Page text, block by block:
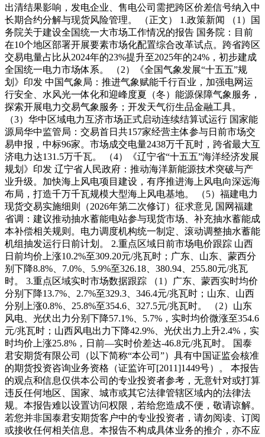
出清结果影响，发电企业、售电公司需把跨区价差信号纳入中
长期合约分解与现货风险管理。 （正文） 1.政策新闻 （1）国
务院关于建设全国统一大市场工作情况的报告 国务院：目前
在10个地区部署开展要素市场化配置综合改革试点。跨省跨区
交易电量占比从2024年的23%提升至2025年的24%，初步建成
全国统一电力市场体系。 （2）《全国气象发展“十五五”规
划》印发 中国气象局：推进气象赋能千行百业，加强电网运
行安全、水风光一体化和迎峰度夏（冬）能源保障气象服务，
探索开展电力交易气象服务；开发天气衍生品金融工具。
（3）华中区域电力互济市场正式启动连续结算试运行 国家能
源局华中监管局：交易首日共157家经营主体参与日前市场交
易申报，中标96家。市场成交电量2438万千瓦时，跨省最大互
济电力达131.5万千瓦。 （4）《辽宁省“十五五”海洋经济发展
规划》印发 辽宁省人民政府：推动海洋新能源技术突破与产
业升级。加快海上风电项目建设，有序推进海上风电向深远海
布局，打造千万千瓦规模大型海上风电基地。 （5）福建电力
现货交易实施细则（2026年第二次修订）征求意见 国网福建
省调：建议推动抽水蓄能电站参与现货市场、补充抽水蓄能成
本补偿相关规则。电力调度机构统一制定、滚动调整抽水蓄能
机组抽发运行日前计划。 2.重点区域日前市场电价跟踪 山西
日前均价上涨10.2%至309.20元/兆瓦时；广东、山东、蒙西分
别下降8.8%、7.0%、5.9%至326.18、380.94、255.80元/兆瓦
时。 3.重点区域实时市场数据跟踪 （1）广东、蒙西实时均价
分别下降13.7%、2.7%至329.3、346.4元/兆瓦时；山东、山西
分别上涨0.8%、25.8%至354.6、327.5元/兆瓦时。 （2）山东
风电、光伏出力分别下降57.1%、5.7%，实时均价微涨至354.6
元/兆瓦时；山西风电出力下降42.9%、光伏出力上升2.4%，实
时均价上涨25.8%，日前—实时价差达-46.8元/兆瓦时。 国泰
君安期货有限公司（以下简称“本公司”）具有中国证监会核准
的期货投资咨询业务资格（证监许可[2011]1449号）。 本报告
的观点和信息仅供本公司的专业投资者参考，无意针对或打算
违反任何地区、国家、城市或其它法律管辖区域内的法律法
规。本报告难以设置访问权限，若给您造成不便，敬请谅解。
若您并非国泰君安期货客户中的专业投资者，请勿阅读、订阅
或接收任何相关信息。本报告不构成具体业务的推介，亦不应